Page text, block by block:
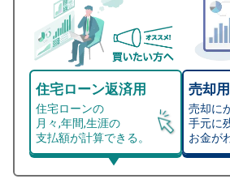
住宅ローン返済用
住宅ローンの
月々,年間,生涯の
支払額が計算できる。
売却用
売却に
手元に
お金が
総支払額シミュレ
マンション売却シミ